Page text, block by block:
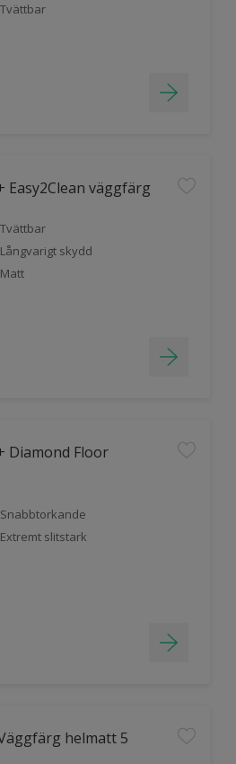
Tvättbar
väggfärg
Tvättbar
Långvarigt skydd
Matt
Diamond Floor
Snabbtorkande
Extremt slitstark
helmatt 5